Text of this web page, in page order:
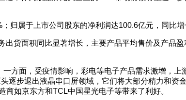
归属于上市公司股东的净利润达100.6亿元，同比增
货面积同比显著增长，主要产品平均售价及产品
方面，受疫情影响，彩电等电子产品需求激增，
逐步退出液晶串口屏领域，它们将大部分精力和资
如京东方和TCL中国星光电子等带来了利好。